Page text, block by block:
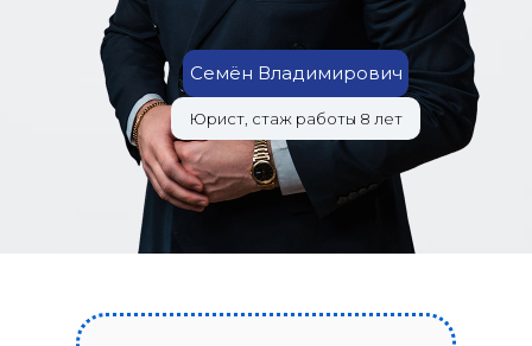
Семён Владимирович
Юрист, стаж работы 8 лет